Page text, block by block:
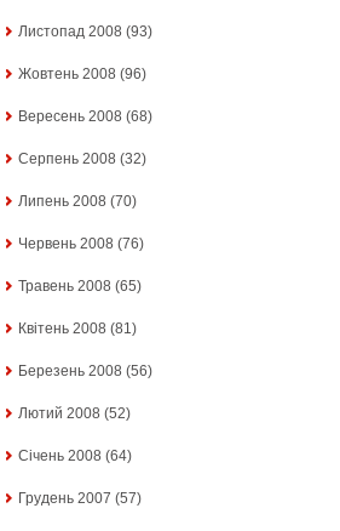
Листопад 2008 (93)
Жовтень 2008 (96)
Вересень 2008 (68)
Серпень 2008 (32)
Липень 2008 (70)
Червень 2008 (76)
Травень 2008 (65)
Квітень 2008 (81)
Березень 2008 (56)
Лютий 2008 (52)
Січень 2008 (64)
Грудень 2007 (57)